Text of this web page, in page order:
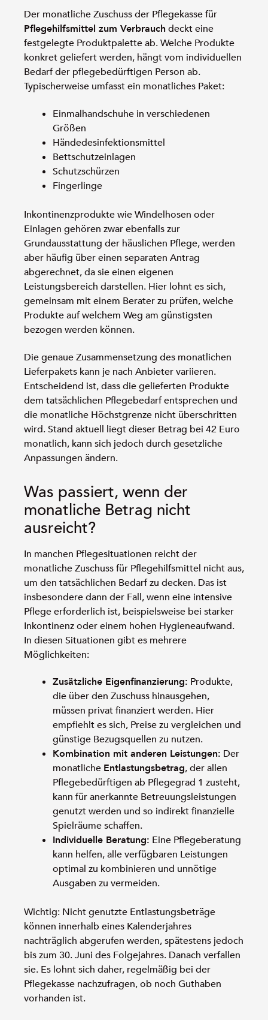
Der monatliche Zuschuss der Pflegekasse für
Pflegehilfsmittel zum Verbrauch deckt eine
festgelegte Produktpalette ab. Welche Produkte
konkret geliefert werden, hängt vom individuellen
Bedarf der pflegebedürftigen Person ab.
Typischerweise umfasst ein monatliches Paket:
Einmalhandschuhe in verschiedenen
Größen
Händedesinfektionsmittel
Bettschutzeinlagen
Schutzschürzen
Fingerlinge
Inkontinenzprodukte wie Windelhosen oder
Einlagen gehören zwar ebenfalls zur
Grundausstattung der häuslichen Pflege, werden
aber häufig über einen separaten Antrag
abgerechnet, da sie einen eigenen
Leistungsbereich darstellen. Hier lohnt es sich,
gemeinsam mit einem Berater zu prüfen, welche
Produkte auf welchem Weg am günstigsten
bezogen werden können.
Die genaue Zusammensetzung des monatlichen
Lieferpakets kann je nach Anbieter variieren.
Entscheidend ist, dass die gelieferten Produkte
dem tatsächlichen Pflegebedarf entsprechen und
die monatliche Höchstgrenze nicht überschritten
wird. Stand aktuell liegt dieser Betrag bei 42 Euro
monatlich, kann sich jedoch durch gesetzliche
Anpassungen ändern.
Was passiert, wenn der
monatliche Betrag nicht
ausreicht?
In manchen Pflegesituationen reicht der
monatliche Zuschuss für Pflegehilfsmittel nicht aus,
um den tatsächlichen Bedarf zu decken. Das ist
insbesondere dann der Fall, wenn eine intensive
Pflege erforderlich ist, beispielsweise bei starker
Inkontinenz oder einem hohen Hygieneaufwand.
In diesen Situationen gibt es mehrere
Möglichkeiten:
Zusätzliche Eigenfinanzierung: Produkte,
die über den Zuschuss hinausgehen,
müssen privat finanziert werden. Hier
empfiehlt es sich, Preise zu vergleichen und
günstige Bezugsquellen zu nutzen.
Kombination mit anderen Leistungen: Der
monatliche Entlastungsbetrag, der allen
Pflegebedürftigen ab Pflegegrad 1 zusteht,
kann für anerkannte Betreuungsleistungen
genutzt werden und so indirekt finanzielle
Spielräume schaffen.
Individuelle Beratung: Eine Pflegeberatung
kann helfen, alle verfügbaren Leistungen
optimal zu kombinieren und unnötige
Ausgaben zu vermeiden.
Wichtig: Nicht genutzte Entlastungsbeträge
können innerhalb eines Kalenderjahres
nachträglich abgerufen werden, spätestens jedoch
bis zum 30. Juni des Folgejahres. Danach verfallen
sie. Es lohnt sich daher, regelmäßig bei der
Pflegekasse nachzufragen, ob noch Guthaben
vorhanden ist.